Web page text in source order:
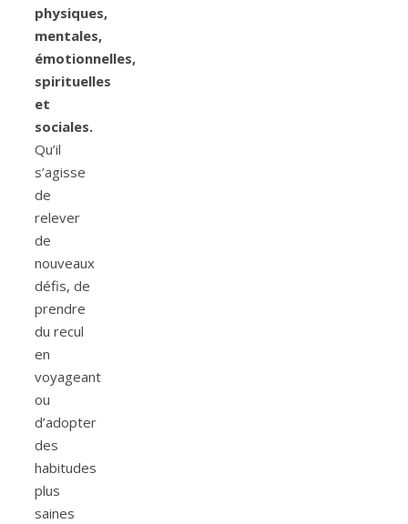
physiques,
mentales,
émotionnelles,
spirituelles
et
sociales.
Qu’il
s’agisse
de
relever
de
nouveaux
défis, de
prendre
du recul
en
voyageant
ou
d’adopter
des
habitudes
plus
saines